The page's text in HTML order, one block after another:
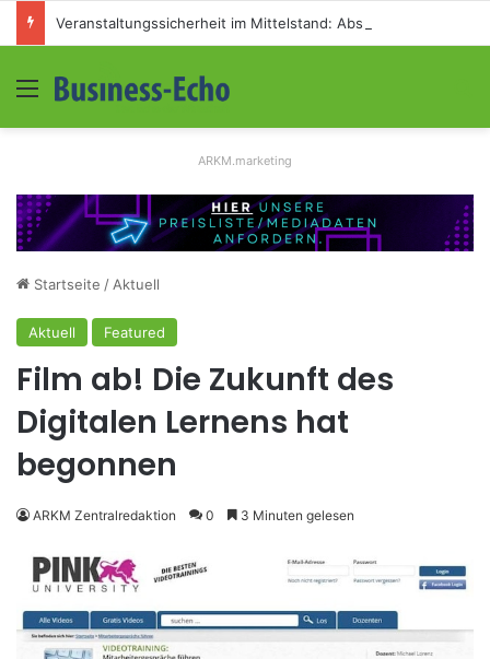
Menü
ARKM.marketing
Startseite / Aktuell
Aktuell Featured
Film ab! Die Zukunft des
Digitalen Lernens hat
begonnen
ARKM Zentralredaktion 0 3 Minuten gelesen